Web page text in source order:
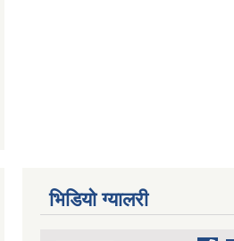
भिडियाे ग्यालरी